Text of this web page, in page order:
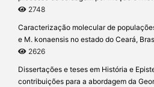
2748
Caracterização molecular de
e M. konaensis no estado do Ceará,
2626
Dissertações e teses em História e
contribuições para a abordagem da